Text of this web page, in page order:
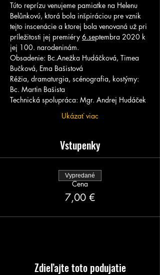
Túto reprízu venujeme pamiatke na Helenu
Belůnkovú, ktorá bola inšpiráciou pre vznik
tejto inscenácie a ktorej bola venovaná už pri
príležitosti jej premiéry 6.septembra 2020 k
jej 100. narodeninám.
Obsadenie: Bc.Anežka Hudáčková, Timea
Bučková, Ema Bašistová
Réžia, dramaturgia, scénografia, kostýmy:
Bc. Martin Bašista
Technická spolupráca: Mgr. Andrej Hudáček
Ukázať viac
Vstupenky
Cena
7,00 €
Vypredané
Zdieľajte toto podujatie